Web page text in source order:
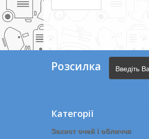
Розсилка
Категорії
Захист очей і обличчя